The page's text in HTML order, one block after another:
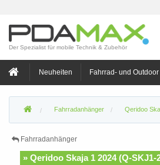
Der Spezialist für mobile Technik & Zubehör
Neuheiten Fahrrad- und
Fahrradanhänger Qeridoo
Fahrradanhänger
» Qeridoo Skaja 1 2024 (Q-SKJ1-